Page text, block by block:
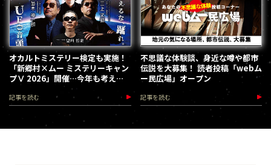
オカルトミステリー検定も実施！
「新郷村×ムー ミステリーキャン
プⅤ 2026」開催…今年も考える
な、踊れ！（2026.9.12）
記事を読む
不思議な体験談、身近な噂や都市
伝説を大募集！ 読者投稿「webム
ー民広場」オープン
記事を読む